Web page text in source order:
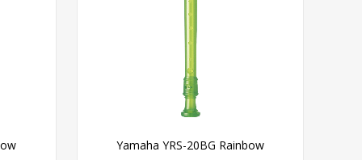
Yamaha YRS-20BG Rainbow